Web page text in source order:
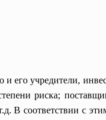
и его учредители,
риска;
В соответствии с